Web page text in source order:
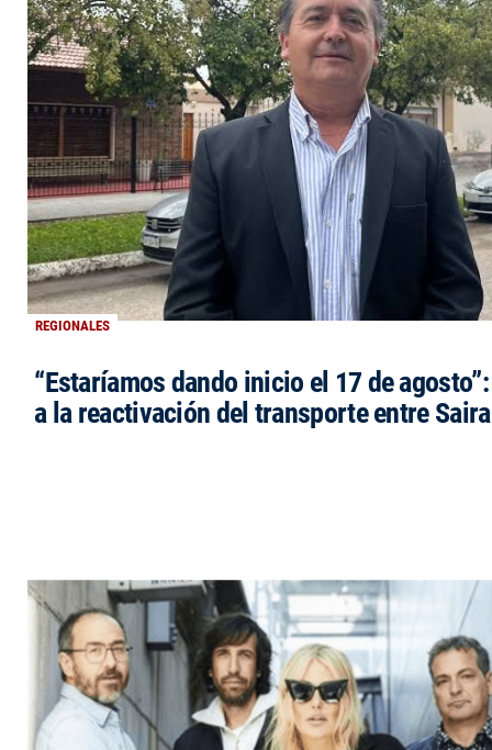
REGIONALES
“Estaríamos dando inicio el 17 de
a la reactivación del transporte entre